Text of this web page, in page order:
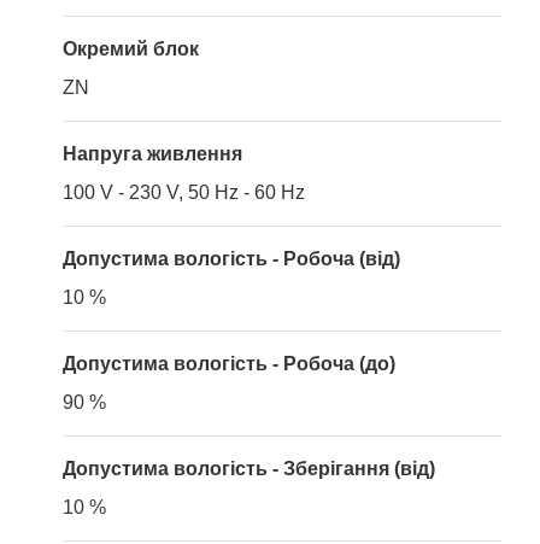
Окремий блок
ZN
Напруга живлення
100 V - 230 V, 50 Hz - 60 Hz
Допустима вологість - Робоча (від)
10 %
Допустима вологість - Робоча (до)
90 %
Допустима вологість - Зберігання (від)
10 %